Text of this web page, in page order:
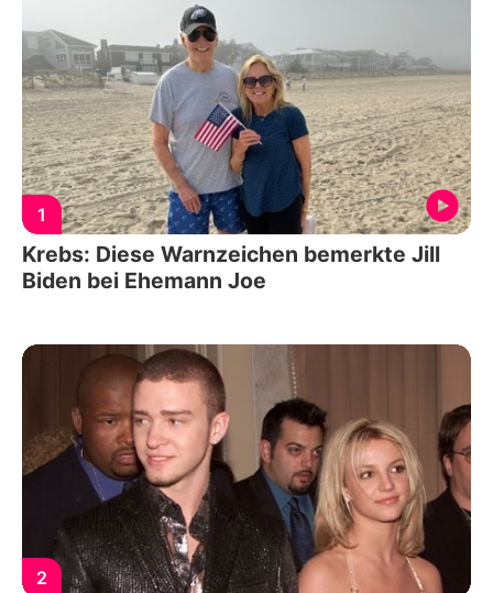
1
Krebs: Diese Warnzeichen bemerkte Jill
Biden bei Ehemann Joe
2